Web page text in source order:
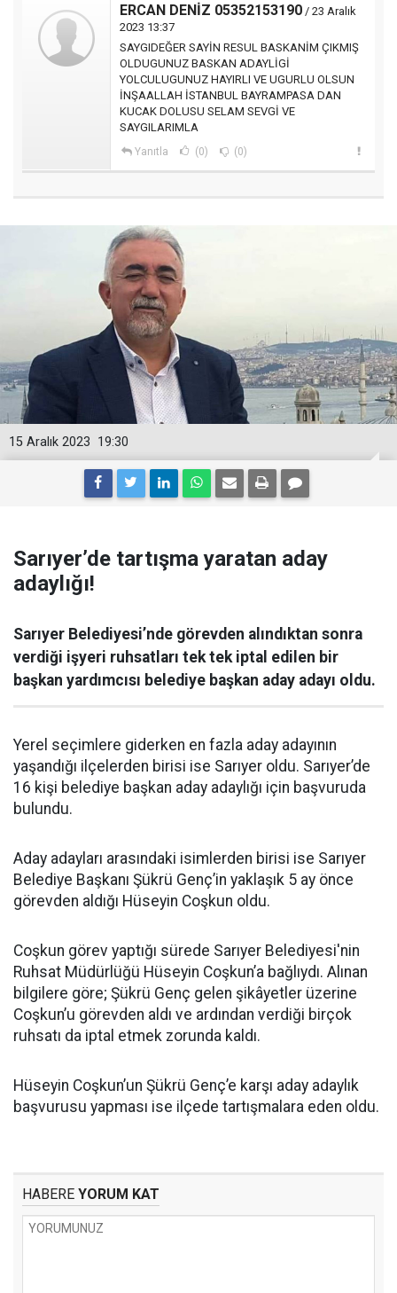
ERCAN DENİZ 05352153190 / 23 Aralık
2023 13:37
SAYGIDEĞER SAYİN RESUL BASKANİM ÇIKMIŞ
OLDUGUNUZ BASKAN ADAYLİGİ
YOLCULUGUNUZ HAYIRLI VE UGURLU OLSUN
İNŞAALLAH İSTANBUL BAYRAMPASA DAN
KUCAK DOLUSU SELAM SEVGİ VE
SAYGILARIMLA
Yanıtla (0) (0)
19:30
15 Aralık 2023
Sarıyer’de tartışma yaratan aday
adaylığı!
Sarıyer Belediyesi’nde görevden alındıktan sonra
verdiği işyeri ruhsatları tek tek iptal edilen bir
başkan yardımcısı belediye başkan aday adayı oldu.
Yerel seçimlere giderken en fazla aday adayının
yaşandığı ilçelerden birisi ise Sarıyer oldu. Sarıyer’de
16 kişi belediye başkan aday adaylığı için başvuruda
bulundu.
Aday adayları arasındaki isimlerden birisi ise Sarıyer
Belediye Başkanı Şükrü Genç’in yaklaşık 5 ay önce
görevden aldığı Hüseyin Coşkun oldu.
Coşkun görev yaptığı sürede Sarıyer Belediyesi'nin
Ruhsat Müdürlüğü Hüseyin Coşkun’a bağlıydı. Alınan
bilgilere göre; Şükrü Genç gelen şikâyetler üzerine
Coşkun’u görevden aldı ve ardından verdiği birçok
ruhsatı da iptal etmek zorunda kaldı.
Hüseyin Coşkun’un Şükrü Genç’e karşı aday adaylık
başvurusu yapması ise ilçede tartışmalara eden oldu.
HABERE YORUM KAT